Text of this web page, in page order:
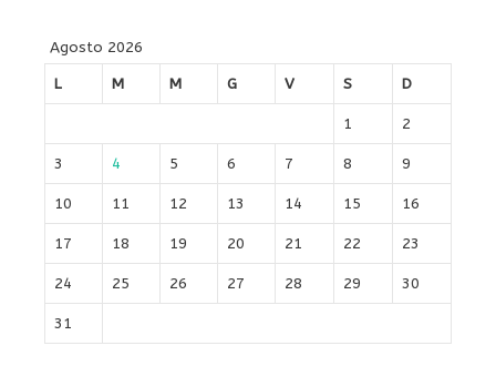
Agosto 2026
L
M M G V S D
1 2
3 4 5 6 7 8 9
10 11 12 13 14 15 16
17 18 19 20 21 22 23
24 25 26 27 28 29 30
31